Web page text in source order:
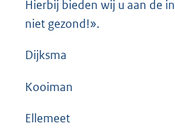
Hierbij bieden wij u aan de
niet gezond!».
Dijksma
Kooiman
Ellemeet